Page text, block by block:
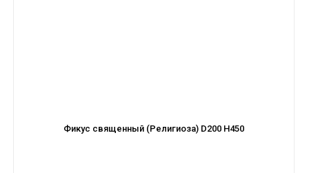
Фикус священный (Религиоза) D200 H450